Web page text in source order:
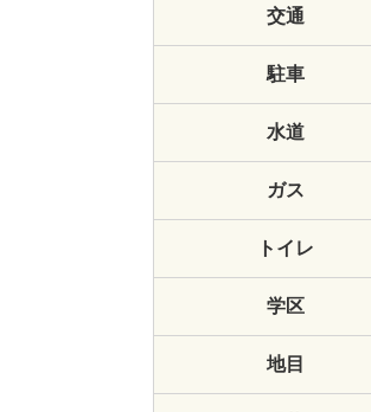
交通
駐車
水道
ガス
トイレ
学区
地目